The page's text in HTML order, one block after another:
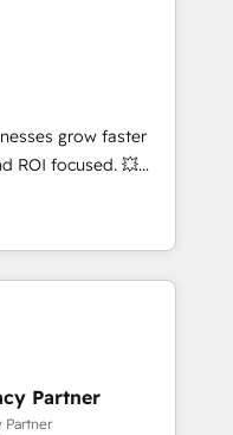
setup •
data cleanups •
📈 End-to-
marketing and
enablement tools
strategies with
2,000+
across marketing,
grow faster
ROI focused. 💥
that can help you
your teams to
and improve user
results.
your
HubSpot
teams to be
Partner
Partner